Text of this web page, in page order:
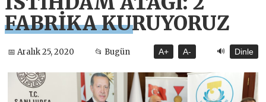
FABRİKA KURUYORUZ
📅 Aralık 25, 2020 📂 Bugün A+ A- 🔊 Dinle